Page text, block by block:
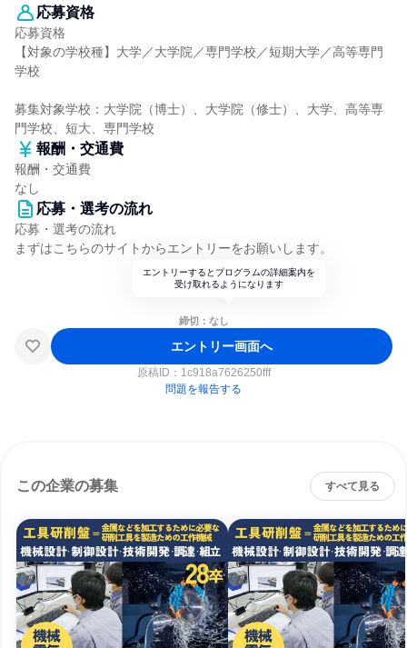
応募資格
応募資格
【対象の学校種】大学／大学院／専門学校／短期大学／高等専門
学校
募集対象学校：大学院（博士）、大学院（修士）、大学、高等専
門学校、短大、専門学校
報酬・交通費
報酬・交通費
なし
応募・選考の流れ
応募・選考の流れ
まずはこちらのサイトからエントリーをお願いします。
エントリーするとプログラムの詳細案内を
受け取れるようになります
締切：なし
エントリー画面へ
原稿ID： 1c918a7626250fff
問題を報告する
この企業の募集 すべて見る